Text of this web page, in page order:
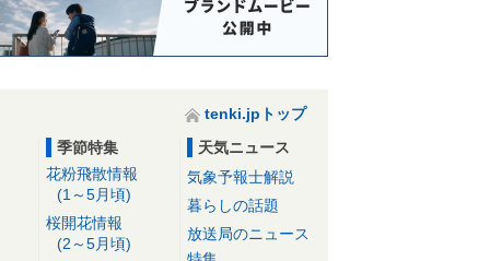
tenki.jpトップ
季節特集
花粉飛散情報
(1～5月頃)
桜開花情報
(2～5月頃)
天気ニュース
気象予報士解説
暮らしの話題
放送局のニュース